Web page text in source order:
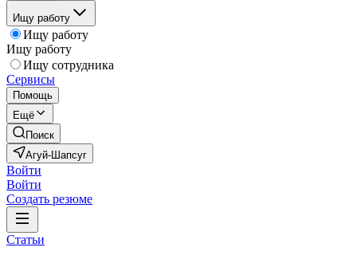
Ищу работу
Ищу работу
Ищу работу
Ищу сотрудника
Сервисы
Помощь
Ещё
Поиск
Агуй-Шапсуг
Войти
Войти
Создать резюме
Статьи